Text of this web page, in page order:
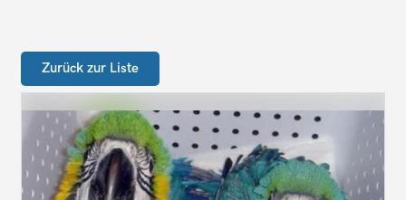
Zurück zur Liste